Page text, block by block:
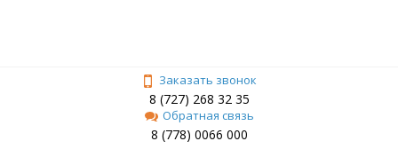
Заказать звонок
8 (727) 268 32 35
Обратная связь
8 (778) 0066 000